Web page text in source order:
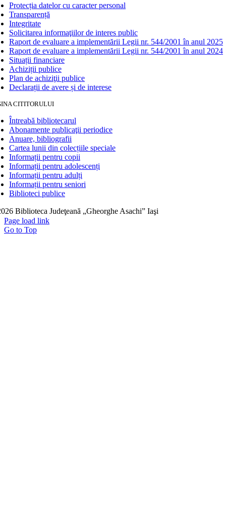
Protecția datelor cu caracter personal
Transparență
Integritate
Solicitarea informaţiilor de interes public
Raport de evaluare a implementării Legii nr. 544/2001 în anul 2025
Raport de evaluare a implementării Legii nr. 544/2001 în anul 2024
Situații financiare
Achiziții publice
Plan de achiziţii publice
Declarații de avere și de interese
CITITORULUI
Întreabă bibliotecarul
Abonamente publicaţii periodice
Anuare, bibliografii
Cartea lunii din colecțiile speciale
Informații pentru copii
Informații pentru adolescenți
Informații pentru adulți
Informații pentru seniori
Biblioteci publice
Biblioteca Judeţeană „Gheorghe Asachi” Iaşi
Page load link
Go to Top